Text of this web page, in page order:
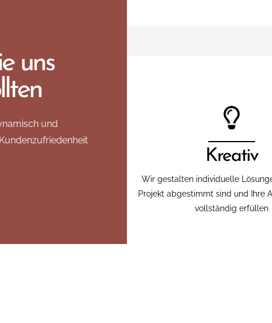
uns
und
Kreativ
Wir gestalten individuelle
Projekt abgestimmt sind und Ihre
vollständig erfüllen